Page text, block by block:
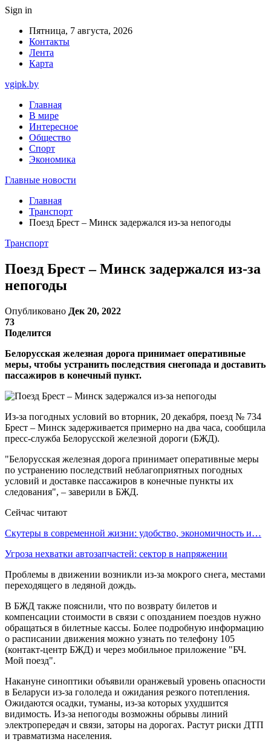
Sign in
Пятница, 7 августа, 2026
Контакты
Лента
Карта
vgipk.by
Главная
В мире
Интересное
Общество
Спорт
Экономика
Главные новости
Главная
Транспорт
Поезд Брест – Минск задержался из-за непогоды
Транспорт
Поезд Брест – Минск задержался из-за
непогоды
Опубликовано Дек 20, 2022
73
Поделится
Белорусская железная дорога принимает оперативные
меры, чтобы устранить последствия снегопада и доставить
пассажиров в конечный пункт.
Из-за погодных условий во вторник, 20 декабря, поезд № 734
Брест – Минск задерживается примерно на два часа, сообщила
пресс-служба Белорусской железной дороги (БЖД).
"Белорусская железная дорога принимает оперативные меры
по устранению последствий неблагоприятных погодных
условий и доставке пассажиров в конечные пункты их
следования", – заверили в БЖД.
Сейчас читают
Скутеры в современной жизни: удобство, экономичность и…
Угроза нехватки автозапчастей: сектор в напряжении
Проблемы в движении возникли из-за мокрого снега, местами
переходящего в ледяной дождь.
В БЖД также пояснили, что по возврату билетов и
компенсации стоимости в связи с опозданием поездов нужно
обращаться в билетные кассы. Более подробную информацию
о расписании движения можно узнать по телефону 105
(контакт-центр БЖД) и через мобильное приложение "БЧ.
Мой поезд".
Накануне синоптики объявили оранжевый уровень опасности
в Беларуси из-за гололеда и ожидания резкого потепления.
Ожидаются осадки, туманы, из-за которых ухудшится
видимость. Из-за непогоды возможны обрывы линий
электропередач и связи, заторы на дорогах. Растут риски ДТП
и травматизма населения.